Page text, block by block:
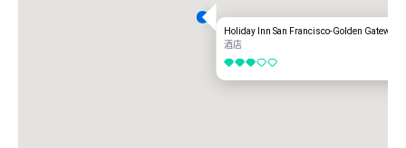
Holiday Inn San Francisco-Golden Gateway
酒店
3/5